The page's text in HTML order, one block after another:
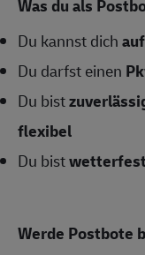
Was du als
Du kannst dich
Du darfst einen
Du bist
flexibel
Du bistwetterfest
Werde Postbote